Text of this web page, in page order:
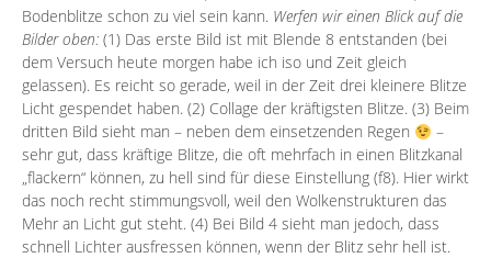
Bodenblitze schon zu viel sein kann. Werfen wir einen Blick auf die
Bilder oben: (1) Das erste Bild ist mit Blende 8 entstanden (bei
dem Versuch heute morgen habe ich iso und Zeit gleich
gelassen). Es reicht so gerade, weil in der Zeit drei kleinere Blitze
Licht gespendet haben. (2) Collage der kräftigsten Blitze. (3) Beim
dritten Bild sieht man – neben dem einsetzenden Regen
–
sehr gut, dass kräftige Blitze, die oft mehrfach in einen Blitzkanal
„flackern“ können, zu hell sind für diese Einstellung (f8). Hier wirkt
das noch recht stimmungsvoll, weil den Wolkenstrukturen das
Mehr an Licht gut steht. (4) Bei Bild 4 sieht man jedoch, dass
schnell Lichter ausfressen können, wenn der Blitz sehr hell ist.